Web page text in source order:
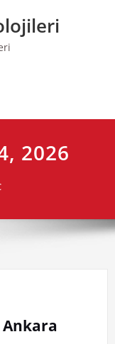
2026